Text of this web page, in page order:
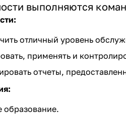
выполняются
отличный уровень
применять и
отчеты,
образование.